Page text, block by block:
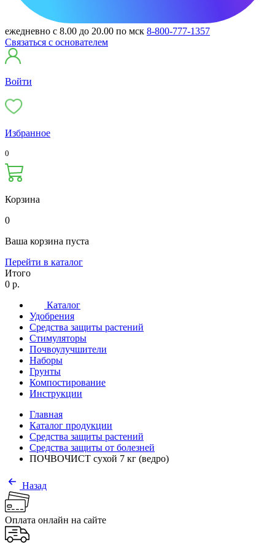
ежедневно с 8.00 до 20.00 по мск 8-800-777-1357
Связаться с основателем
Войти
Избранное
0
Корзина
0
Ваша корзина пуста
Перейти в каталог
Итого
0 р.
Каталог
Удобрения
Средства защиты растений
Стимуляторы
Почвоулучшители
Наборы
Грунты
Компостирование
Инструкции
Главная
Каталог продукции
Средства защиты растений
Средства защиты от болезней
ПОЧВОЧИСТ сухой 7 кг (ведро)
Назад
Оплата онлайн на сайте